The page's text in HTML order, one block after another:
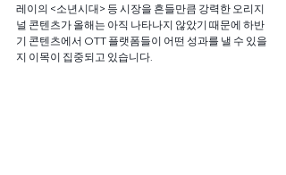
레이의 <소년시대> 등 시장을 흔들만큼 강력한 오리지
널 콘텐츠가 올해는 아직 나타나지 않았기 때문에 하반
기 콘텐츠에서 OTT 플랫폼들이 어떤 성과를 낼 수 있을
지 이목이 집중되고 있습니다.